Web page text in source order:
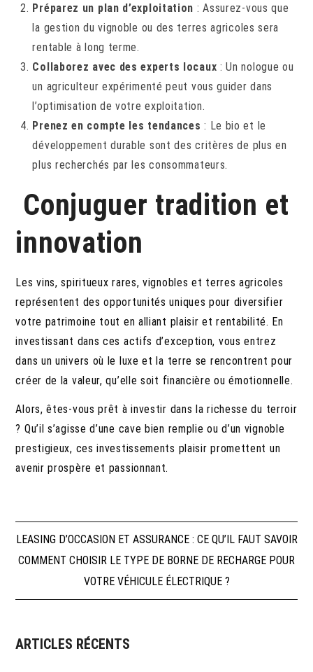
Préparez un plan d’exploitation : Assurez-vous que
la gestion du vignoble ou des terres agricoles sera
rentable à long terme.
Collaborez avec des experts locaux : Un nologue ou
un agriculteur expérimenté peut vous guider dans
l’optimisation de votre exploitation.
Prenez en compte les tendances : Le bio et le
développement durable sont des critères de plus en
plus recherchés par les consommateurs.
Conjuguer tradition et
innovation
Les vins, spiritueux rares, vignobles et terres agricoles
représentent des opportunités uniques pour diversifier
votre patrimoine tout en alliant plaisir et rentabilité. En
investissant dans ces actifs d’exception, vous entrez
dans un univers où le luxe et la terre se rencontrent pour
créer de la valeur, qu’elle soit financière ou émotionnelle.
Alors, êtes-vous prêt à investir dans la richesse du terroir
? Qu’il s’agisse d’une cave bien remplie ou d’un vignoble
prestigieux, ces investissements plaisir promettent un
avenir prospère et passionnant.
Navigation
LEASING D’OCCASION ET ASSURANCE : CE QU’IL FAUT SAVOIR
COMMENT CHOISIR LE TYPE DE BORNE DE RECHARGE POUR
VOTRE VÉHICULE ÉLECTRIQUE ?
ARTICLES RÉCENTS